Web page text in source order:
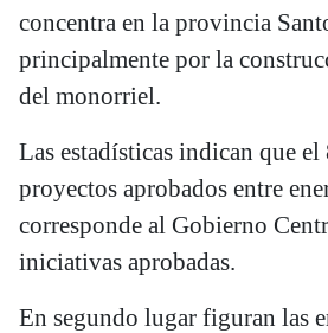
concentra en la provincia
principalmente por la
del monorriel.
Las estadísticas indican que
proyectos aprobados entre
corresponde al Gobierno
iniciativas aprobadas.
En segundo lugar figuran las